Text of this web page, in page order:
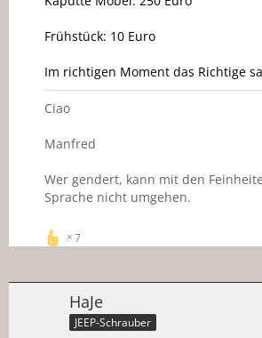
Frühstück: 10 Euro
Im richtigen Moment das Richtige
Ciao
Manfred
Wer gendert, kann mit den
Sprache nicht umgehen.
7
HaJe
JEEP-Schrauber